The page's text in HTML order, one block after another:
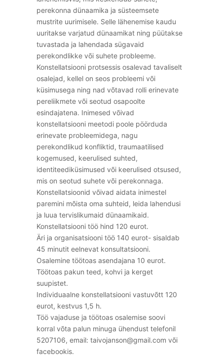
perekonna dünaamika ja süsteemsete
mustrite uurimisele. Selle lähenemise kaudu
uuritakse varjatud dünaamikat ning püütakse
tuvastada ja lahendada sügavaid
perekondlikke või suhete probleeme.
Konstellatsiooni protsessis osalevad tavaliselt
osalejad, kellel on seos probleemi või
küsimusega ning nad võtavad rolli erinevate
pereliikmete või seotud osapoolte
esindajatena. Inimesed võivad
konstellatsiooni meetodi poole pöörduda
erinevate probleemidega, nagu
perekondlikud konfliktid, traumaatilised
kogemused, keerulised suhted,
identiteediküsimused või keerulised otsused,
mis on seotud suhete või perekonnaga.
Konstellatsioonid võivad aidata inimestel
paremini mõista oma suhteid, leida lahendusi
ja luua tervislikumaid dünaamikaid.
Konstellatsiooni töö hind 120 eurot.
Äri ja organisatsiooni töö 140 eurot- sisaldab
45 minutit eelnevat konsultatsiooni.
Osalemine töötoas asendajana 10 eurot.
Töötoas pakun teed, kohvi ja kerget
suupistet.
Individuaalne konstellatsiooni vastuvõtt 120
eurot, kestvus 1,5 h.
Töö vajaduse ja töötoas osalemise soovi
korral võta palun minuga ühendust telefonil
5207106, email: taivojanson@gmail.com või
facebookis.